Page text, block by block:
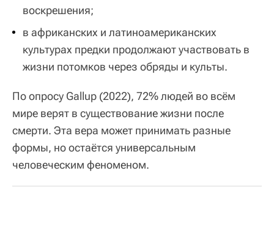
воскрешения;
в африканских и латиноамериканских
культурах предки продолжают участвовать в
жизни потомков через обряды и культы.
По опросу Gallup (2022), 72% людей во всём
мире верят в существование жизни после
смерти. Эта вера может принимать разные
формы, но остаётся универсальным
человеческим феноменом.